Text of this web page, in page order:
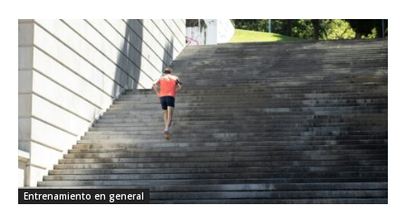
Entrenamiento en general